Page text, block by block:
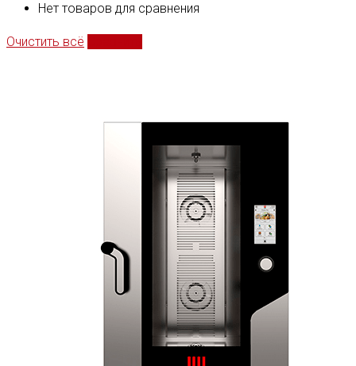
Нет товаров для сравнения
Очистить всё